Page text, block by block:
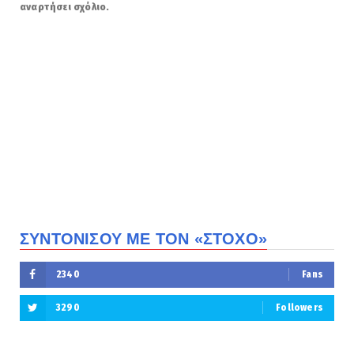
αναρτήσει σχόλιο.
ΣΥΝΤΟΝΙΣΟΥ ΜΕ ΤΟΝ «ΣΤΟΧΟ»
2340 Fans
3290 Followers